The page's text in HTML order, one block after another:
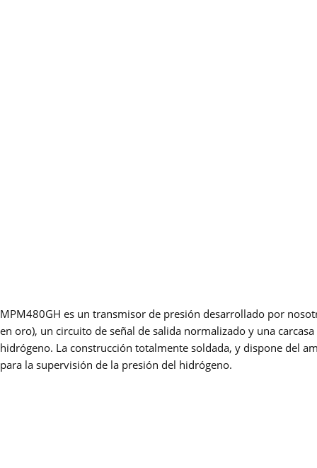
MPM480GH es un transmisor de presión desarrollado por
en oro), un circuito de señal de salida normalizado y una
hidrógeno. La construcción totalmente soldada, y dispone del
para la supervisión de la presión del hidrógeno.